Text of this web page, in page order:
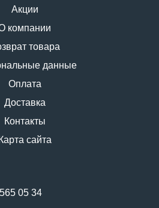
Акции
компании
товара
данные
Оплата
Доставка
Контакты
Карта сайта
05 34